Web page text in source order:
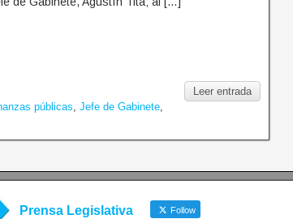
Leer entrada
públicas, Jefe de Gabinete,
Prensa Legislativa Follow